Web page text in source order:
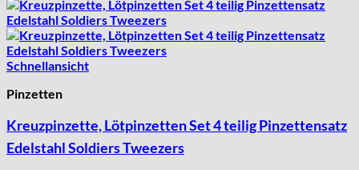
Schnellansicht
Pinzetten
Kreuzpinzette, Lötpinzetten Set 4 teilig Pinzettensatz
Edelstahl Soldiers Tweezers